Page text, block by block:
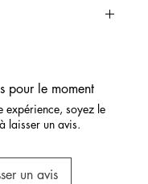
Relay –
pour le moment
expérience, soyez le
laisser un avis.
un avis